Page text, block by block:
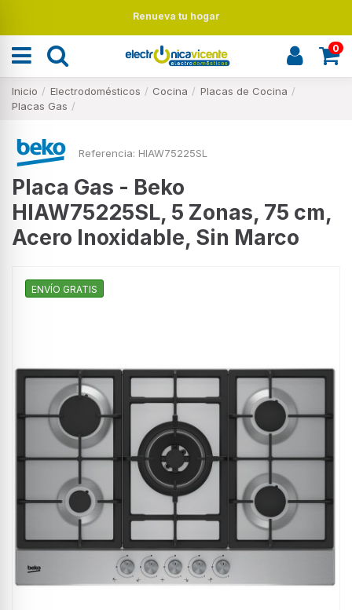
Renueva tu hogar
0
Inicio Electrodomésticos Cocina
Placas de Cocina
Placas Gas
Referencia: HIAW75225SL
Placa Gas - Beko
HIAW75225SL, 5 Zonas, 75 cm,
Acero Inoxidable, Sin Marco
ENVÍO GRATIS